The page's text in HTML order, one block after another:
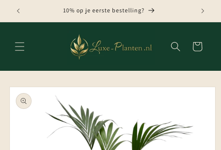
naar de
content
10% op je eerste bestelling?
Winkelwagen
direct naar